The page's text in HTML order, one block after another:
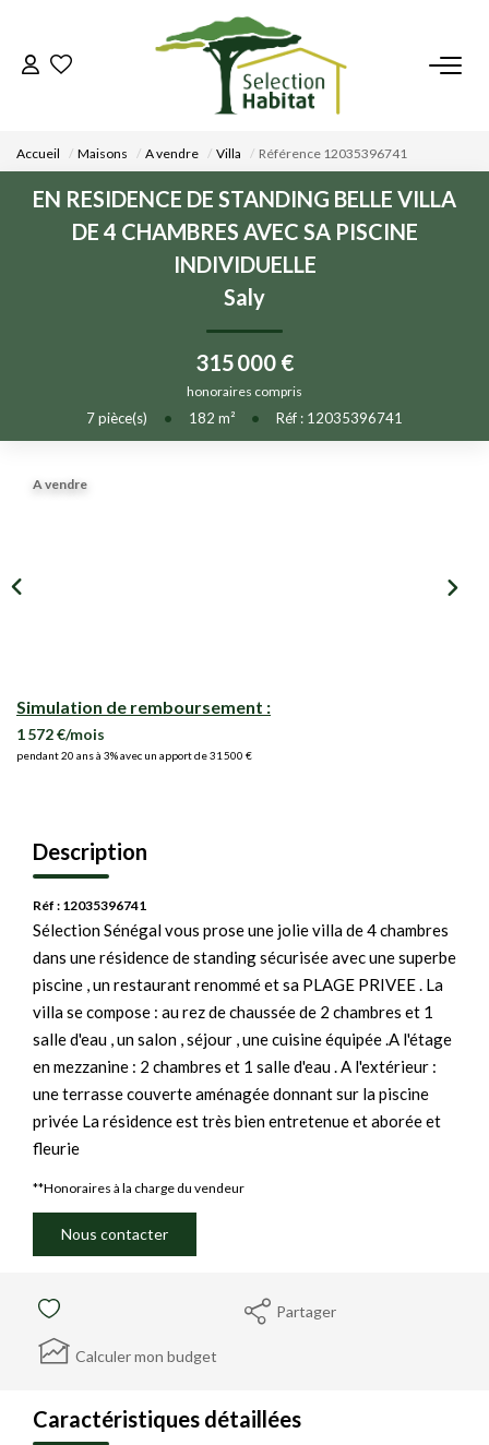
ACCUEIL
NOS BIENS
VENDRE UN BIEN
DÉPOSEZ VOTRE RECHERCHE
NOUS REJOINDRE
CONTACT
Accueil Maisons A vendre Villa Référence 12035396741
EN RESIDENCE DE STANDING BELLE VILLA
DE 4 CHAMBRES AVEC SA PISCINE
INDIVIDUELLE
Saly
315 000 €
honoraires compris
7pièce(s) • 182 m² • Réf : 12035396741
A vendre
Simulation de remboursement :
1 572 €/mois
pendant 20 ans à 3% avec un apport de 31 500 €
Description
Réf : 12035396741
Sélection Sénégal vous prose une jolie villa de 4 chambres
dans une résidence de standing sécurisée avec une superbe
piscine , un restaurant renommé et sa PLAGE PRIVEE . La
villa se compose : au rez de chaussée de 2 chambres et 1
salle d'eau , un salon , séjour , une cuisine équipée .A l'étage
en mezzanine : 2 chambres et 1 salle d'eau . A l'extérieur :
une terrasse couverte aménagée donnant sur la piscine
privée La résidence est très bien entretenue et aborée et
fleurie
**Honoraires à la charge du vendeur
Nous contacter
Partager
Calculer mon budget
Caractéristiques détaillées